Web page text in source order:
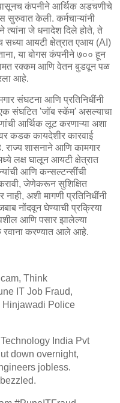
कंपनीने आर्थिक अडचणीचे
सुरुवात केली. कर्मचाऱ्यांनी
त्यांना जे धनादेश दिले होते, ते
सध्या आयटी क्षेत्रात एआय (AI)
या बोगस कंपनीने ७०० हून
रक्कम आणि वेतन बुडवून पळ
आहे.
संघटना आणि प्रतिनिधींनी
संघटित 'जॉब स्कॅम' असल्याचा
आर्थिक लूट करणाऱ्या अशा
कडक कायदेशीर कारवाई
शासनाने आणि कामगार
लक्ष घालून आयटी क्षेत्रात
आणि कन्सल्टन्सींची
जेणेकरून सुशिक्षित
अशी मागणी प्रतिनिधींनी
नोंदवून घेण्याची प्रक्रिया
आणि पसार झालेल्या
रवाना करण्यात आले आहे.
Think
IT Job Fraud,
Hinjawadi Police
India Pvt
down overnight,
jobless.